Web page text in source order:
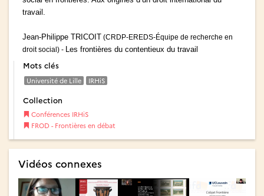
travail.
Jean-Philippe TRICOIT (CRDP-EREDS-Équipe de recherche en
droit social) - Les frontières du contentieux du travail
Mots clés
Université de Lille IRHiS
Collection
Conférences IRHiS
FROD - Frontières en débat
Vidéos connexes